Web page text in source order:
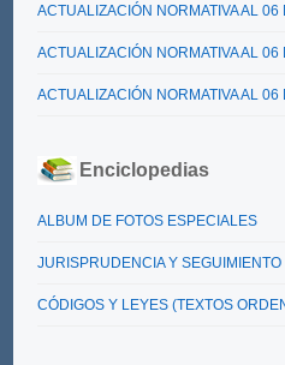
ACTUALIZACIÓN NORMATIVA AL
ACTUALIZACIÓN NORMATIVA AL
ACTUALIZACIÓN NORMATIVA AL 06
Enciclopedias
ALBUM DE FOTOS ESPECIALES
JURISPRUDENCIA Y
CÓDIGOS Y LEYES (TEXTOS